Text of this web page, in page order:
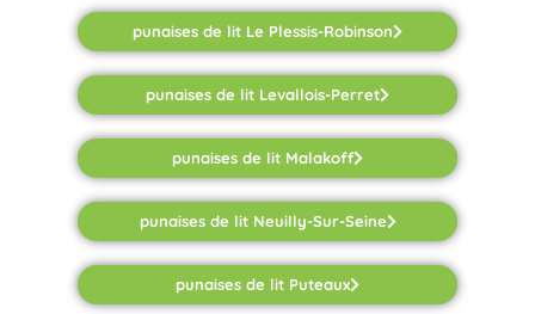
punaises de lit Le Plessis-Robinson
punaises de lit Levallois-Perret
punaises de lit Malakoff
punaises de lit Neuilly-Sur-Seine
punaises de lit Puteaux